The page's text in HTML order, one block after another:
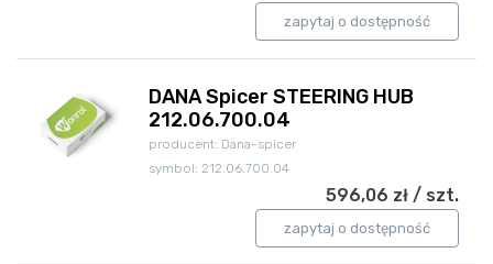
zapytaj o dostępność
DANA Spicer STEERING HUB
212.06.700.04
producent: Dana-spicer
symbol: 212.06.700.04
596,06 zł / szt.
zapytaj o dostępność